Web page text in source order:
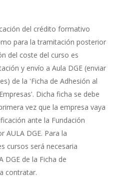
del crédito formativo
para la tramitación posterior
del coste del curso es
y envío a Aula DGE (enviar
de la 'Ficha de Adhesión al
Dicha ficha se debe
vez que la empresa vaya
ante la Fundación
AULA DGE. Para la
cursos será necesaria
DGE de la Ficha de
contratar.